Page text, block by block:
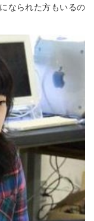
なられた方もいるの